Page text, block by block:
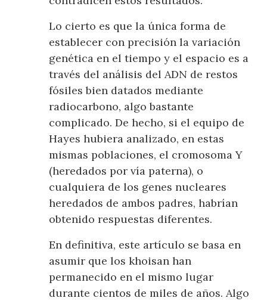
Lo cierto es que la única forma de
establecer con precisión la variación
genética en el tiempo y el espacio es a
través del análisis del ADN de restos
fósiles bien datados mediante
radiocarbono, algo bastante
complicado. De hecho, si el equipo de
Hayes hubiera analizado, en estas
mismas poblaciones, el cromosoma Y
(heredados por vía paterna), o
cualquiera de los genes nucleares
heredados de ambos padres, habrían
obtenido respuestas diferentes.
En definitiva, este artículo se basa en
asumir que los khoisan han
permanecido en el mismo lugar
durante cientos de miles de años. Algo